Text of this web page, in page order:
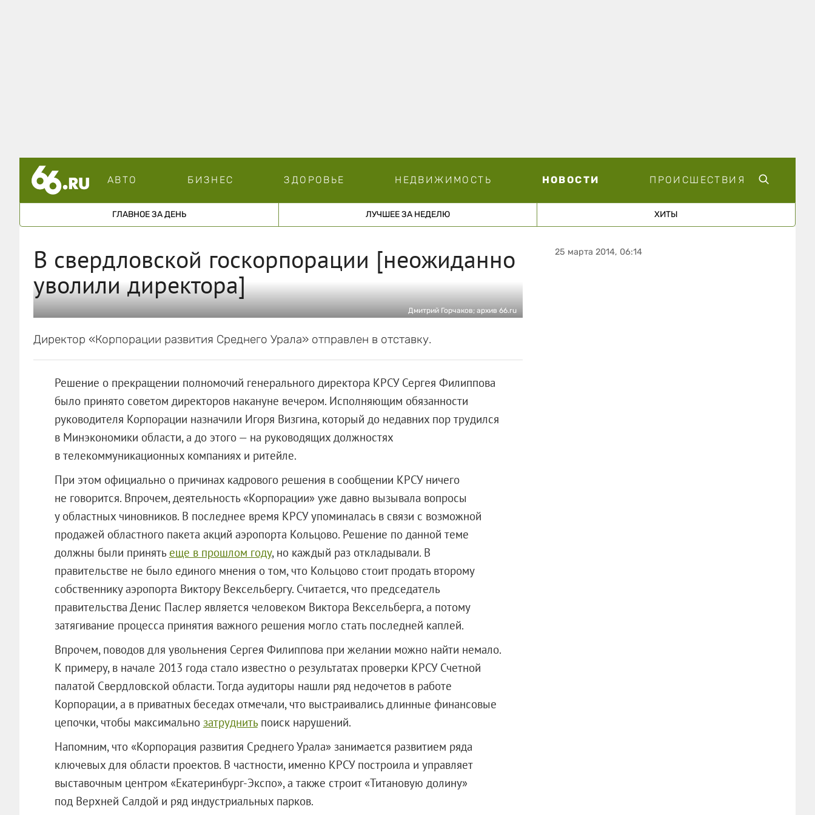
АВТО БИЗНЕС ЗДОРОВЬЕ НЕДВИЖИМОСТЬ НОВОСТИ ПРОИСШЕСТВИЯ
ГЛАВНОЕ ЗА ДЕНЬ ЛУЧШЕЕ ЗА НЕДЕЛЮ ХИТЫ
В свердловской госкорпорации [неожиданно
уволили директора]
Дмитрий Горчаков; архив 66.ru
Директор «Корпорации развития Среднего Урала» отправлен в отставку.
Решение о прекращении полномочий генерального директора КРСУ Сергея Филиппова
было принято советом директоров накануне вечером. Исполняющим обязанности
руководителя Корпорации назначили Игоря Визгина, который до недавних пор трудился
в Минэкономики области, а до этого — на руководящих должностях
в телекоммуникационных компаниях и ритейле.
При этом официально о причинах кадрового решения в сообщении КРСУ ничего
не говорится. Впрочем, деятельность «Корпорации» уже давно вызывала вопросы
у областных чиновников. В последнее время КРСУ упоминалась в связи с возможной
продажей областного пакета акций аэропорта Кольцово. Решение по данной теме
должны были принять еще в прошлом году, но каждый раз откладывали. В
правительстве не было единого мнения о том, что Кольцово стоит продать второму
собственнику аэропорта Виктору Вексельбергу. Считается, что председатель
правительства Денис Паслер является человеком Виктора Вексельберга, а потому
затягивание процесса принятия важного решения могло стать последней каплей.
Впрочем, поводов для увольнения Сергея Филиппова при желании можно найти немало.
К примеру, в начале 2013 года стало известно о результатах проверки КРСУ Счетной
палатой Свердловской области. Тогда аудиторы нашли ряд недочетов в работе
Корпорации, а в приватных беседах отмечали, что выстраивались длинные финансовые
цепочки, чтобы максимально затруднитьпоиск нарушений.
Напомним, что «Корпорация развития Среднего Урала» занимается развитием ряда
ключевых для области проектов. В частности, именно КРСУ построила и управляет
выставочным центром «Екатеринбург-Экспо», а также строит «Титановую долину»
под Верхней Салдой и ряд индустриальных парков.
25 марта 2014, 06:14